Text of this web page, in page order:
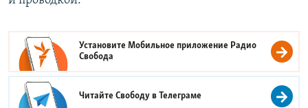
Установите Мобильное приложение Радио
Свобода
Читайте Свободу вТелеграме